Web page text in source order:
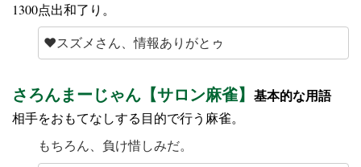
1300点出和了り。
♥スズメさん、情報ありがとゥ
さろんまーじゃん【サロン麻雀】 基本的な用語
相手をおもてなしする目的で行う麻雀。
もちろん、負け惜しみだ。